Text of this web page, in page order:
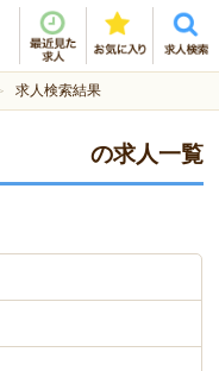
求人検索結果
の求人一覧